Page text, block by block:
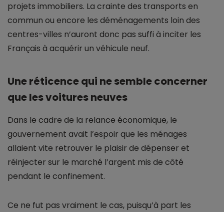
projets immobiliers. La crainte des transports en
commun ou encore les déménagements loin des
centres-villes n’auront donc pas suffi à inciter les
Français à acquérir un véhicule neuf.
Une réticence qui ne semble concerner
que les voitures neuves
Dans le cadre de la relance économique, le
gouvernement avait l’espoir que les ménages
allaient vite retrouver le plaisir de dépenser et
réinjecter sur le marché l’argent mis de côté
pendant le confinement.
Ce ne fut pas vraiment le cas, puisqu’à part les